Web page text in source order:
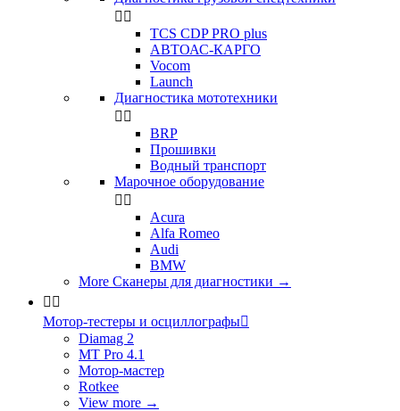
 
TCS CDP PRO plus
АВТОАС-КАРГО
Vocom
Launch
Диагностика мототехники
 
BRP
Прошивки
Водный транспорт
Марочное оборудование
 
Acura
Alfa Romeo
Audi
BMW
More Сканеры для диагностики →
 
Мотор-тестеры и осциллографы
Diamag 2
MT Pro 4.1
Мотор-мастер
Rotkee
View more →